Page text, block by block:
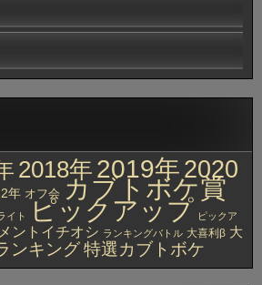
2018年 2019年2020
年 オフ会 カブトボケ賞
イト ピックアップ ピックア
ントイチオシ ランキングバトル 大喜利β 大
ンキング特選カブトボケ